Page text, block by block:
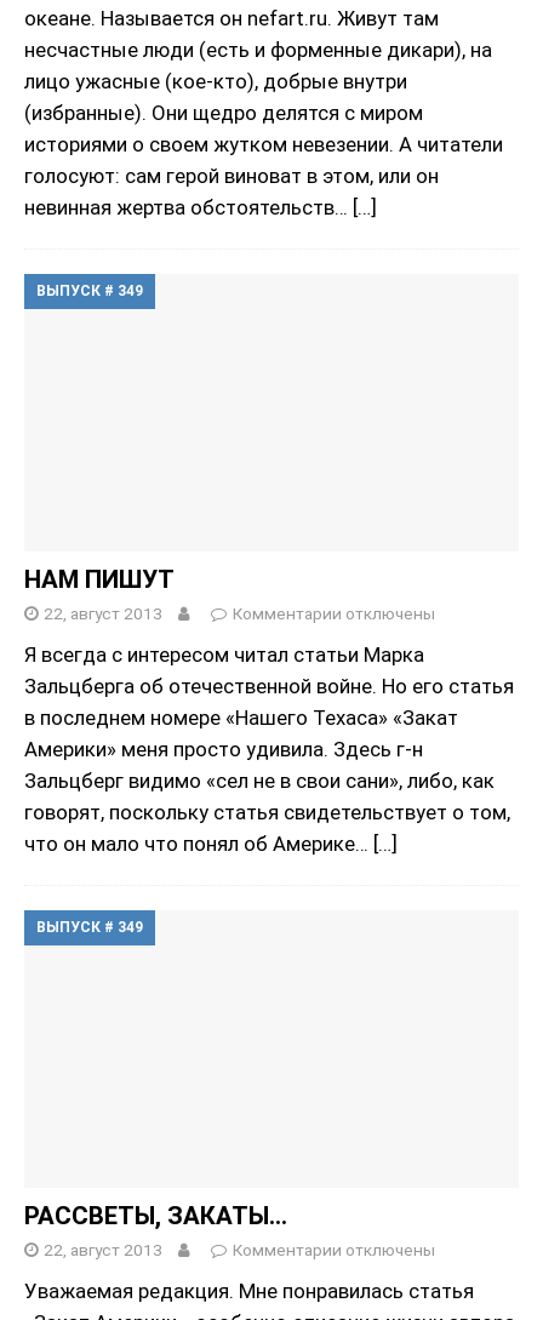
океане. Называется он nefart.ru. Живут там
несчастные люди (есть и форменные дикари), на
лицо ужасные (кое-кто), добрые внутри
(избранные). Они щедро делятся с миром
историями о своем жутком невезении. А читатели
голосуют: сам герой виноват в этом, или он
невинная жертва обстоятельств… […]
ВЫПУСК # 349
НАМ ПИШУТ
22, август 2013 Комментарии отключены
Я всегда с интересом читал статьи Марка
Зальцберга об oтечественной войне. Но его статья
в последнем номере «Нашего Техаса» «Закат
Америки» меня просто удивила. Здесь г-н
Зальцберг видимо «сел не в свои сани», либо, как
говорят, поскольку статья свидетельствует о том,
что он мало что понял об Америке… […]
ВЫПУСК # 349
РАССВЕТЫ, ЗАКАТЫ…
22, август 2013 Комментарии отключены
Уважаемая редакция. Мне понравилась статья